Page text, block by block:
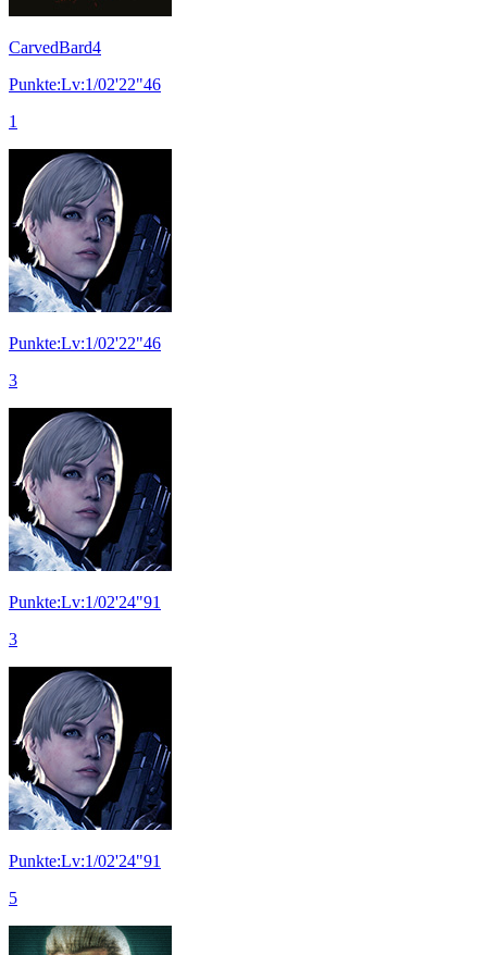
CarvedBard4
Punkte:Lv:1/02'22"46
1
Punkte:Lv:1/02'22"46
3
Punkte:Lv:1/02'24"91
3
Punkte:Lv:1/02'24"91
5